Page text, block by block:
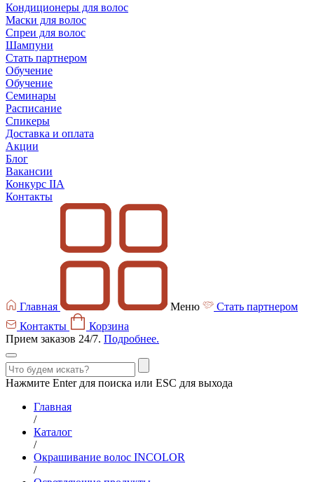
Кондиционеры для волос
Маски для волос
Спреи для волос
Шампуни
Стать партнером
Обучение
Обучение
Семинары
Расписание
Спикеры
Доставка и оплата
Акции
Блог
Вакансии
Конкурс IIA
Контакты
Главная Меню
Стать партнером
Контакты
Корзина
Прием заказов 24/7. Подробнее.
Нажмите Enter для поиска или ESC для выхода
Главная
/
Каталог
/
Окрашивание волос INCOLOR
/